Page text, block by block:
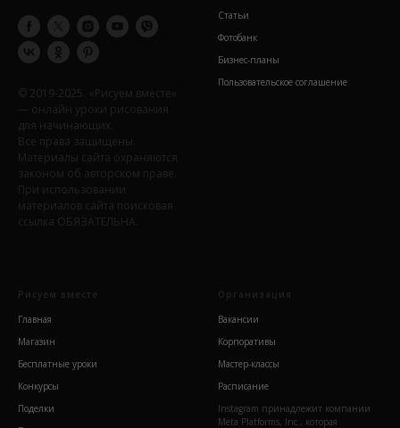
© 2019-2025. «Рисуем вместе»
— онлайн уроки рисования
для начинающих.
Все права защищены.
Материалы сайта охраняются
законом об авторском праве.
При использовании
материалов сайта поисковая
ссылка ОБЯЗАТЕЛЬНА.
Статьи
Фотобанк
Бизнес-планы
Пользовательское соглашение
Рисуем вместе
Главная
Магазин
Бесплатные уроки
Конкурсы
Поделки
Организация
Вакансии
Корпоративы
Мастер-классы
Расписание
Instagram принадлежит компании
Meta Platforms, Inc., которая